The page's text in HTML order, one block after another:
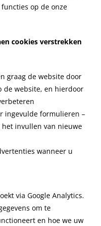
op de onze
cookies verstrekken
graag de website door
de website, en hierdoor
ingevulde formulieren –
invullen van nieuwe
wanneer u
via Google Analytics.
om te
en hoe we uw